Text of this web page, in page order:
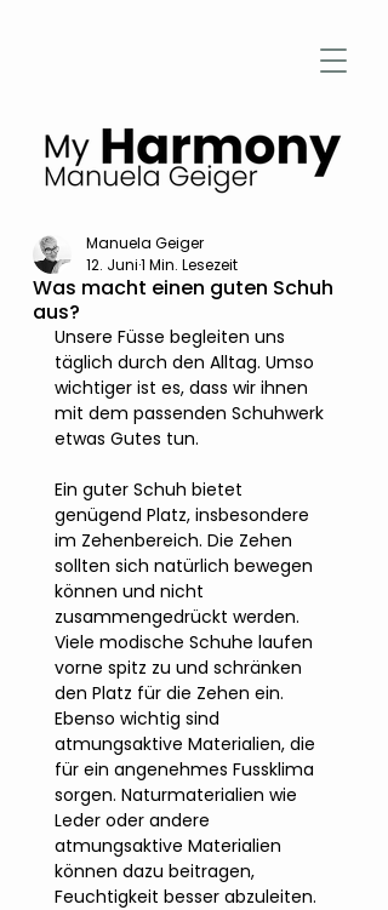
Was macht einen guten Schuh
aus?
Manuela Geiger
12. Juni1 Min. Lesezeit
Unsere Füsse begleiten uns
täglich durch den Alltag. Umso
wichtiger ist es, dass wir ihnen
mit dem passenden Schuhwerk
etwas Gutes tun.
Ein guter Schuh bietet
genügend Platz, insbesondere
im Zehenbereich. Die Zehen
sollten sich natürlich bewegen
können und nicht
zusammengedrückt werden.
Viele modische Schuhe laufen
vorne spitz zu und schränken
den Platz für die Zehen ein.
Ebenso wichtig sind
atmungsaktive Materialien, die
für ein angenehmes Fussklima
sorgen. Naturmaterialien wie
Leder oder andere
atmungsaktive Materialien
können dazu beitragen,
Feuchtigkeit besser abzuleiten.